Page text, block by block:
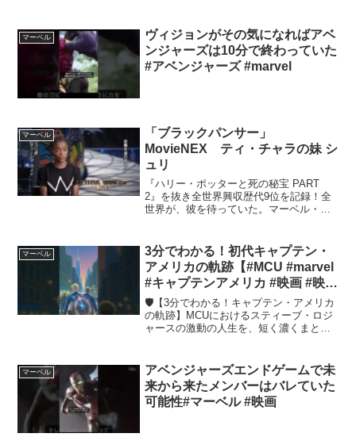
マーベル
ヴィジョンがその気になればアベ
ンジャーズは10分で終わっていた
#アベンジャーズ #marvel
マーベル
「ブラックパンサー」
MovieNEX ティ・チャラの妹 シ
ュリ
『ハリー・ポッターと死の秘宝 PART
2』を抜き全世界興収歴代9位を記録！全
世界が、彼を待っていた。マーベル・ス
ンサー』デジタル配信中MovieNEX、4K
UHD M...
マーベル
3分でわかる！初代キャプテン・
アメリカの軌跡【#MCU #marvel
#キャプテンアメリカ #映画 #映画
解説 】
🛡️【3分でわかる！キャプテン・アメリカ
の軌跡】MCUにおけるスティーブ・ロジ
ャースの激動の人生を、短く濃くまとめ
ーン超人血清でキャプテン・アメリカ誕
生ヒドラ基地...
マーベル
アベンジャーズエンドゲームで未
来から来たメンバーはバレていた
可能性#マーベル #映画